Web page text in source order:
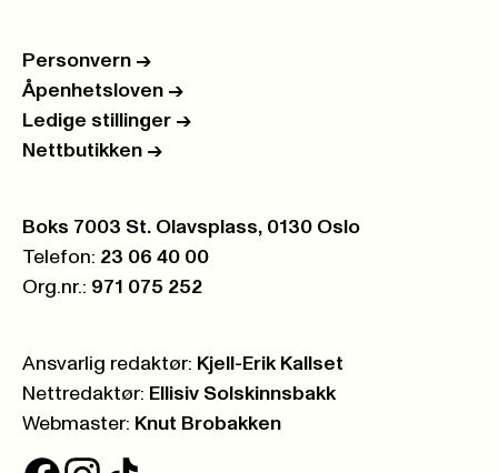
Personvern ->
Åpenhetsloven ->
Ledige stillinger ->
Nettbutikken ->
Postboks:
Boks 7003 St. Olavsplass, 0130 Oslo
Telefon: 23 06 40 00
Org.nr.: 971 075 252
Ansvarlig redaktør: Kjell-Erik Kallset
Nettredaktør: Ellisiv Solskinnsbakk
Webmaster: Knut Brobakken